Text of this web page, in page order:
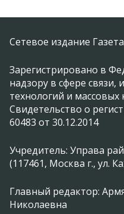
Сетевое издание
Зарегистрировано в
надзору в сфере
технологий и
Свидетельство о
60483 от 30.12.2014
Учредитель: Управа
(117461, Москва г., ул.
Главный редактор:
Николаевна